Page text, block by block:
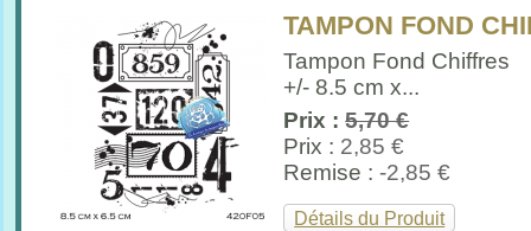
TAMPON FOND
Tampon Fond Chiffres
+/- 8.5 cm x...
Prix :5,70 €
Prix : 2,85 €
Remise :-2,85 €
Détails du Produit